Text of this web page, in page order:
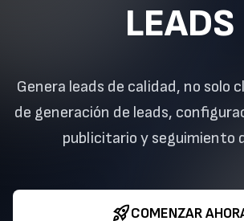
LEADS
Genera leads de calidad, no solo
de generación de leads,
publicitario y seguimiento
rocket_launchCOMENZAR